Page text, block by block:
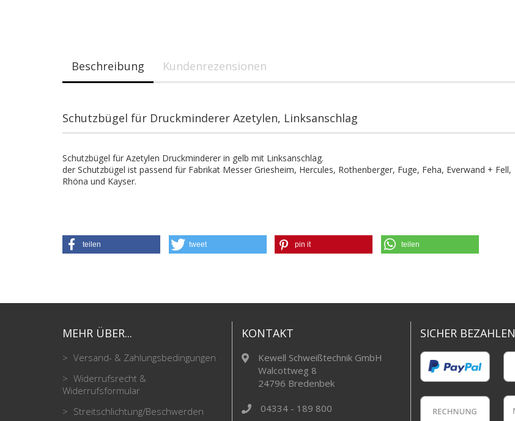
Beschreibung Kundenrezensionen
Schutzbügel für Druckminderer Azetylen, Linksanschlag
Schutzbügel für Azetylen Druckminderer in gelb mit Linksanschlag.
der Schutzbügel ist passend für Fabrikat Messer Griesheim, Hercules, Rothenberger, Fuge, Feha, Everwand + Fell,
Rhöna und Kayser.
teilen tweet pin it teilen
MEHR ÜBER...
Versand- & Zahlungsbedingungen
Widerrufsrecht &
Widerrufsformular
Streitschlichtung/Beschwerden
KONTAKT
Kewell Schweißtechnik GmbH
Walcottweg 8
24796 Bredenbek
04334 - 189 800
SICHER BEZAHLEN